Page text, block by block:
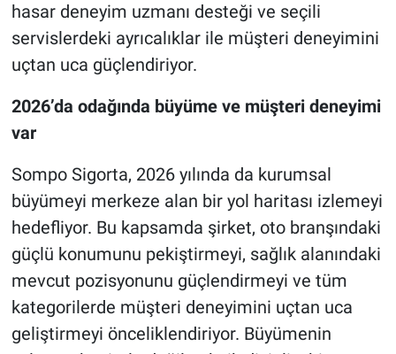
hasar deneyim uzmanı desteği ve seçili
servislerdeki ayrıcalıklar ile müşteri deneyimini
uçtan uca güçlendiriyor.
2026’da odağında büyüme ve müşteri deneyimi
var
Sompo Sigorta, 2026 yılında da kurumsal
büyümeyi merkeze alan bir yol haritası izlemeyi
hedefliyor. Bu kapsamda şirket, oto branşındaki
güçlü konumunu pekiştirmeyi, sağlık alanındaki
mevcut pozisyonunu güçlendirmeyi ve tüm
kategorilerde müşteri deneyimini uçtan uca
geliştirmeyi önceliklendiriyor. Büyümenin